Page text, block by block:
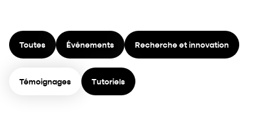
Toutes Événements Recherche et innovation
Témoignages Tutoriels